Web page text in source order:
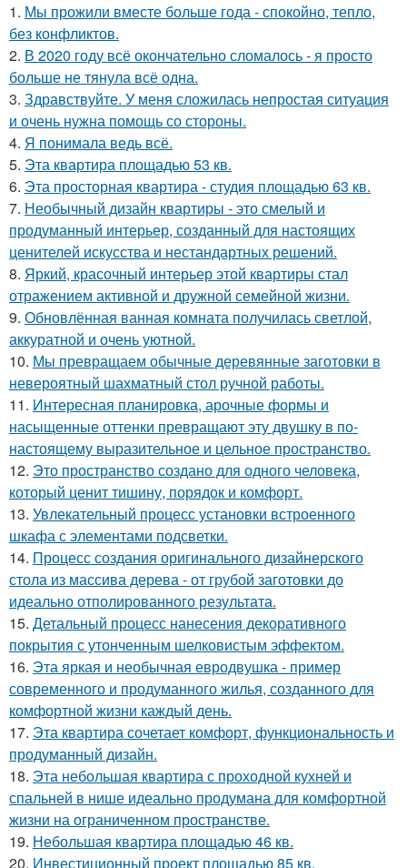
1. Мы прожили вместе больше года - спокойно, тепло,
без конфликтов.
2. В 2020 году всё окончательно сломалось - я просто
больше не тянула всё одна.
3. Здравствуйте. У меня сложилась непростая ситуация
и очень нужна помощь со стороны.
4. Я понимала ведь всё.
5. Эта квартира площадью 53 кв.
6. Эта просторная квартира - студия площадью 63 кв.
7. Необычный дизайн квартиры - это смелый и
продуманный интерьер, созданный для настоящих
ценителей искусства и нестандартных решений.
8. Яркий, красочный интерьер этой квартиры стал
отражением активной и дружной семейной жизни.
9. Обновлённая ванная комната получилась светлой,
аккуратной и очень уютной.
10. Мы превращаем обычные деревянные заготовки в
невероятный шахматный стол ручной работы.
11. Интересная планировка, арочные формы и
насыщенные оттенки превращают эту двушку в по-
настоящему выразительное и цельное пространство.
12. Это пространство создано для одного человека,
который ценит тишину, порядок и комфорт.
13. Увлекательный процесс установки встроенного
шкафа с элементами подсветки.
14. Процесс создания оригинального дизайнерского
стола из массива дерева - от грубой заготовки до
идеально отполированного результата.
15. Детальный процесс нанесения декоративного
покрытия с утонченным шелковистым эффектом.
16. Эта яркая и необычная евродвушка - пример
современного и продуманного жилья, созданного для
комфортной жизни каждый день.
17. Эта квартира сочетает комфорт, функциональность и
продуманный дизайн.
18. Эта небольшая квартира с проходной кухней и
спальней в нише идеально продумана для комфортной
жизни на ограниченном пространстве.
19. Небольшая квартира площадью 46 кв.
20. Инвестиционный проект площадью 85 кв.